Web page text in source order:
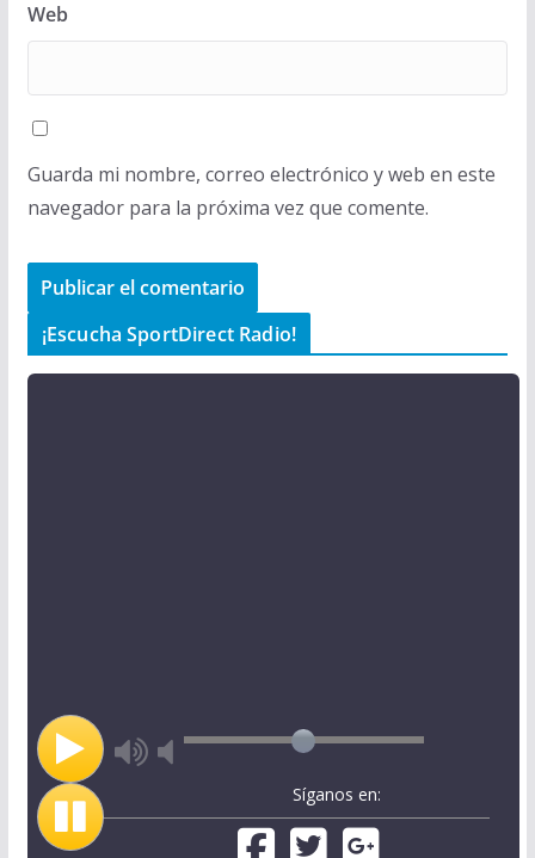
Web
Guarda mi nombre, correo electrónico y web en este
navegador para la próxima vez que comente.
¡Escucha SportDirect Radio!
Síganos en: